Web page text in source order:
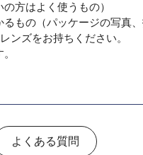
方はよく使うもの）
もの（パッケージの写真
ンズをお持ちください。
よくある質問